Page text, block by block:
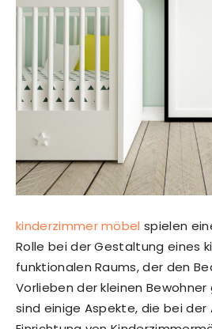
kinderzimmer möbel spielen
Rolle bei der Gestaltung eines
funktionalen Raums, der den
Vorlieben der kleinen
sind einige Aspekte, die bei der